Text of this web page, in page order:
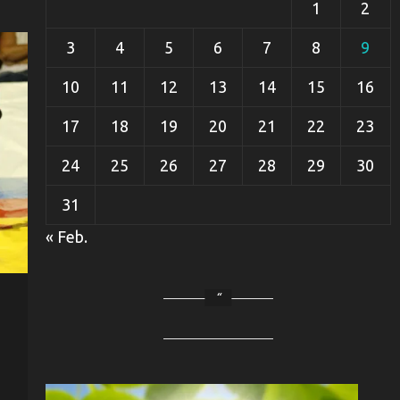
1 2
3 4 5 6 7 8 9
10 11 12 13 14 15 16
17 18 19 20 21 22 23
24 25 26 27 28 29 30
31
« Feb.